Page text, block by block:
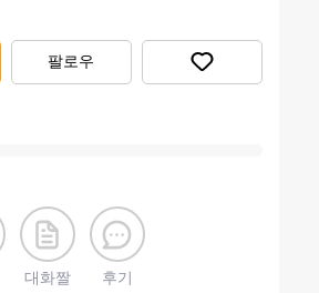
팔로우
대화짤 후기